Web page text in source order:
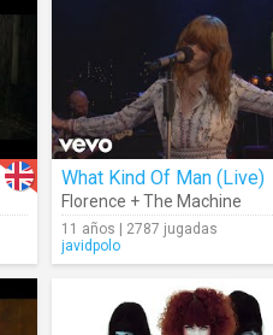
What Kind Of Man (Live)
Florence + The Machine
11 años | 2787 jugadas
javidpolo